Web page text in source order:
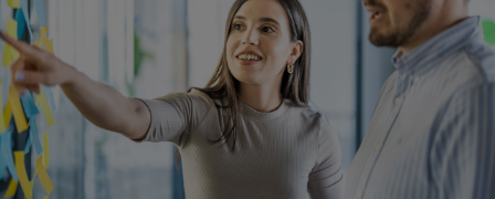
在校学生与应届毕业生
将想法付诸实践，积累宝贵经验，并在职业早期承担责任。